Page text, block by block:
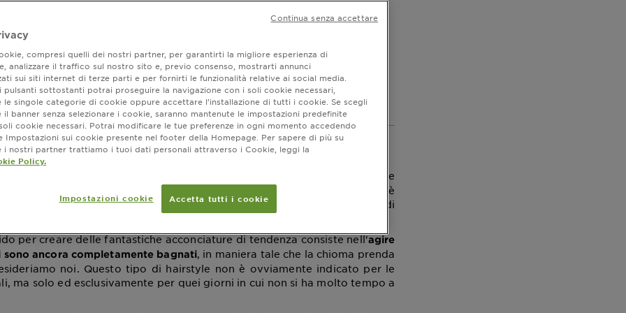
bagnati
ottobre 26, 2022
è tiranno e vuoi un look un po’ diverso dal solito, scegli una delle 7
da fare con i capelli bagnati.
da fare con i capelli bagnati
non è sempre necessario munirsi di piastra o ferro e trascorrere
ore davanti allo specchio. Con qualche piccolo accorgimento, infatti, è
dei look assolutamente glamour anche in pochi minuti, senza l'ausilio di
casco e così via.
per creare delle fantastiche acconciature di tendenza consiste nell'agire
sono ancora completamente bagnati, in maniera tale che la chioma prenda
noi. Questo tipo di hairstyle non è ovviamente indicato per le
ma solo ed esclusivamente per quei giorni in cui non si ha molto tempo a
compresi quelli dei nostri partner, per garantirti la migliore esperienza di
analizzare il traffico sul nostro sito e, previo consenso, mostrarti annunci
sui siti internet di terze parti e per fornirti le funzionalità relative ai social media.
pulsanti sottostanti potrai proseguire la navigazione con i soli cookie necessari,
le singole categorie di cookie oppure accettare l’installazione di tutti i cookie. Se scegli
il banner senza selezionare i cookie, saranno mantenute le impostazioni predefinite
cookie necessari. Potrai modificare le tue preferenze in ogni momento accedendo
Impostazioni sui cookie presente nel footer della Homepage. Per sapere di più su
i nostri partner trattiamo i tuoi dati personali attraverso i Cookie, leggi la
Policy.
Impostazioni cookie Accetta tutti i cookie
Continua senza accettare